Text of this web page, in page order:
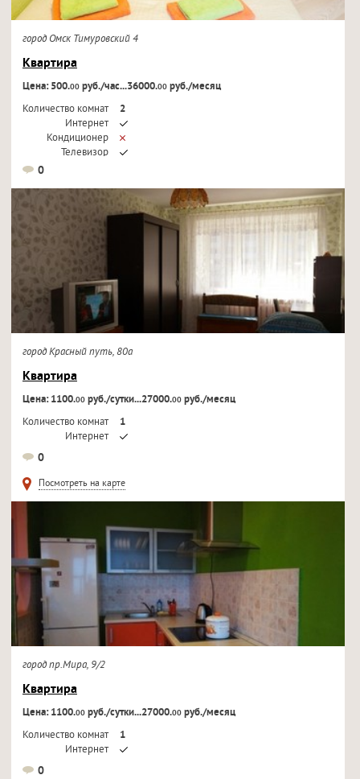
город Омск Тимуровский 4
Квартира
Цена: 500.00руб./час...36000.00руб./месяц
Количество комнат
2
Интернет
Кондиционер
Телевизор
0
город Красный путь, 80а
Квартира
Цена: 1100.00руб./сутки...27000.00руб./месяц
Количество комнат
1
Интернет
0
Посмотреть на карте
город пр.Мира, 9/2
Квартира
Цена: 1100.00руб./сутки...27000.00руб./месяц
Количество комнат
1
Интернет
0